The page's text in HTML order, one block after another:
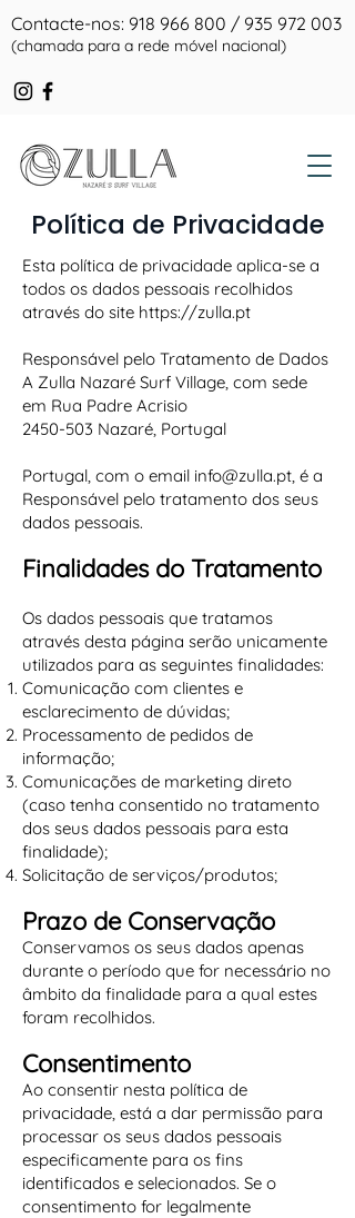
Contacte-nos: 918 966 800 / 935 972 003
(chamada para a rede móvel nacional)
Política de Privacidade
Esta política de privacidade aplica-se a
todos os dados pessoais recolhidos
através do site https://zulla.pt
Responsável pelo Tratamento de Dados
A Zulla Nazaré Surf Village, com sede
em Rua Padre Acrisio
2450-503 Nazaré, Portugal
Portugal, com o email info@zulla.pt, é a
Responsável pelo tratamento dos seus
dados pessoais.
Finalidades do Tratamento
Os dados pessoais que tratamos
através desta página serão unicamente
utilizados para as seguintes finalidades:
Comunicação com clientes e
esclarecimento de dúvidas;
Processamento de pedidos de
informação;
Comunicações de marketing direto
(caso tenha consentido no tratamento
dos seus dados pessoais para esta
finalidade);
Solicitação de serviços/produtos;
Prazo de Conservação
Conservamos os seus dados apenas
durante o período que for necessário no
âmbito da finalidade para a qual estes
foram recolhidos.
Consentimento
Ao consentir nesta política de
privacidade, está a dar permissão para
processar os seus dados pessoais
especificamente para os fins
identificados e selecionados. Se o
consentimento for legalmente